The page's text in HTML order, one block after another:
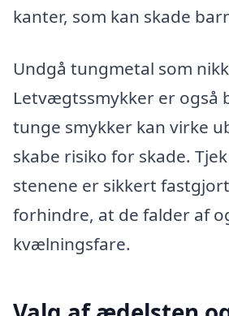
kanter, som kan skade
Undgå tungmetal som
Letvægtssmykker er også
tunge smykker kan virke
skabe risiko for skade.
stenene er sikkert
forhindre, at de falder af
kvælningsfare.